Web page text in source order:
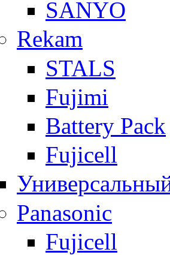
SANYO
Rekam
STALS
Fujimi
Battery Pack
Fujicell
Panasonic
Fujicell